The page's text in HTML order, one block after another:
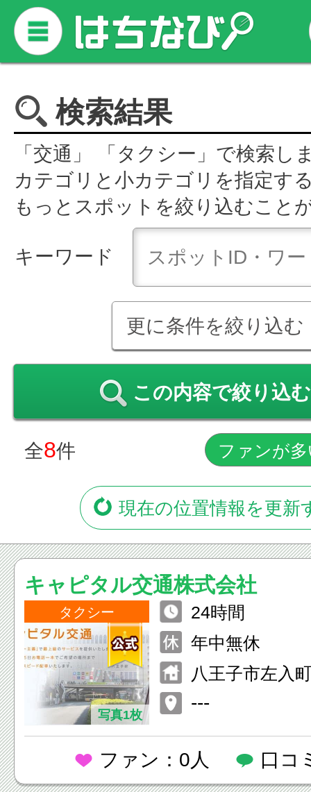
検索結果
「交通」 「タクシー」で検索し
カテゴリと小カテゴリを指定す
もっとスポットを絞り込むこと
キーワード
更に条件を絞り込む
この内容で絞り込む
全8件
現在の位置情報を更新
キャピタル交通株式会社
タクシー
写真1枚
24時間
年中無休
八王子市左入
---
ファン：0人 口コ